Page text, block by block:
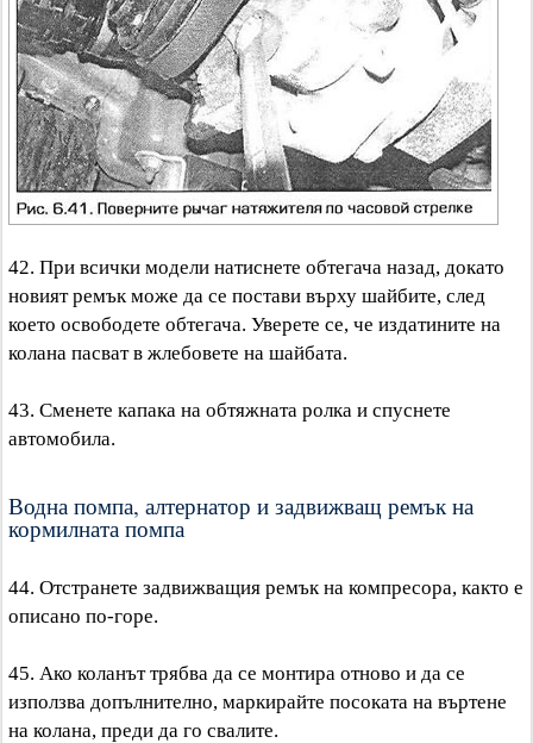
42. При всички модели натиснете обтегача назад, докато
новият ремък може да се постави върху шайбите, след
което освободете обтегача. Уверете се, че издатините на
колана пасват в жлебовете на шайбата.
43. Сменете капака на обтяжната ролка и спуснете
автомобила.
Водна помпа, алтернатор и задвижващ ремък на
кормилната помпа
44. Отстранете задвижващия ремък на компресора, както е
описано по-горе.
45. Ако коланът трябва да се монтира отново и да се
използва допълнително, маркирайте посоката на въртене
на колана, преди да го свалите.